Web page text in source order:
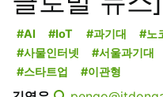
#AI #IoT #과기대 #노
#사물인터넷
#서울과기대
#스타트업
#이관형